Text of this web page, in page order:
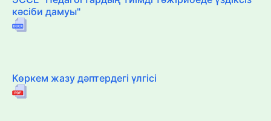
кәсіби дамуы"
Көркем жазу дәптердегі үлгісі